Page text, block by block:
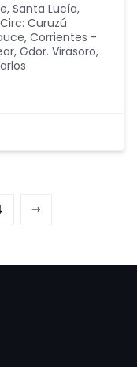
Santa Lucía,
Curuzú
, Corrientes -
Gdor. Virasoro,